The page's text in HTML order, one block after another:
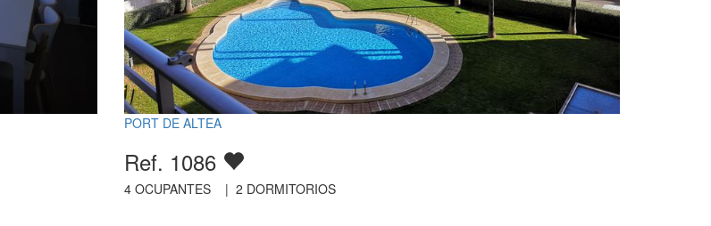
PORT DE ALTEA
Ref. 1086
4 OCUPANTES | 2 DORMITORIOS